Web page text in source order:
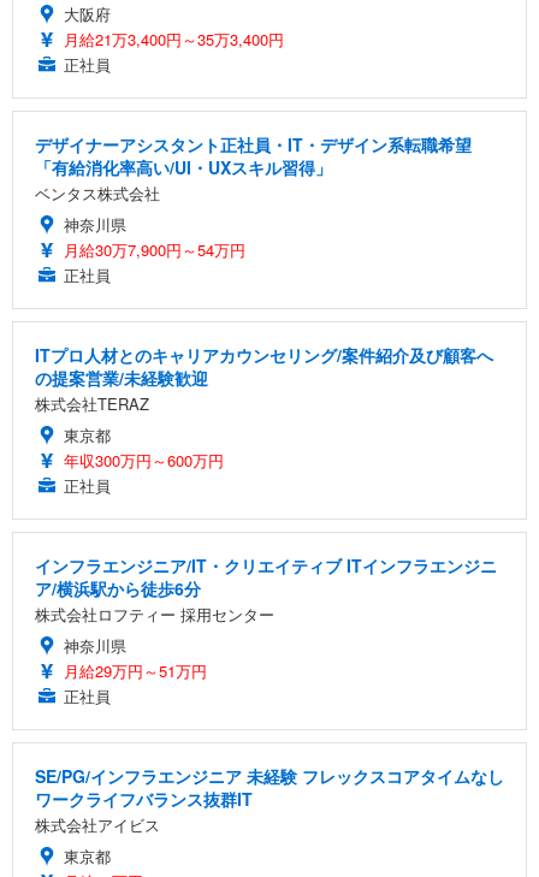
大阪府
月給21万3,400円～35万3,400円
正社員
デザイナーアシスタント正社員・IT・デザイン系転職希望
「有給消化率高い/UI・UXスキル習得」
ベンタス株式会社
神奈川県
月給30万7,900円～54万円
正社員
ITプロ人材とのキャリアカウンセリング/案件紹介及び顧客へ
の提案営業/未経験歓迎
株式会社TERAZ
東京都
年収300万円～600万円
正社員
インフラエンジニア/IT・クリエイティブ ITインフラエンジニ
ア/横浜駅から徒歩6分
株式会社ロフティー 採用センター
神奈川県
月給29万円～51万円
正社員
SE/PG/インフラエンジニア 未経験 フレックスコアタイムなし
ワークライフバランス抜群IT
株式会社アイビス
東京都